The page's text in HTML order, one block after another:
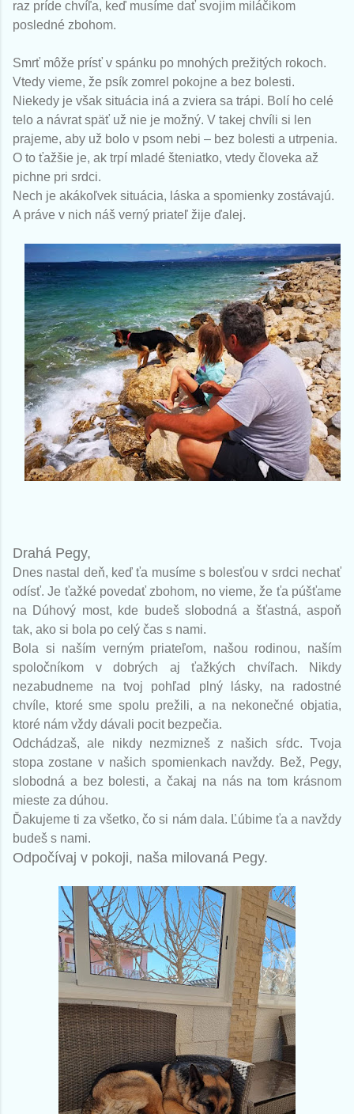
raz príde chvíľa, keď musíme dať svojim miláčikom
posledné zbohom.
Smrť môže prísť v spánku po mnohých prežitých rokoch.
Vtedy vieme, že psík zomrel pokojne a bez bolesti.
Niekedy je však situácia iná a zviera sa trápi. Bolí ho celé
telo a návrat späť už nie je možný. V takej chvíli si len
prajeme, aby už bolo v psom nebi – bez bolesti a utrpenia.
O to ťažšie je, ak trpí mladé šteniatko, vtedy človeka až
pichne pri srdci.
Nech je akákoľvek situácia, láska a spomienky zostávajú.
A práve v nich náš verný priateľ žije ďalej.
Drahá Pegy,
Dnes nastal deň, keď ťa musíme s bolesťou v srdci nechať
odísť. Je ťažké povedať zbohom, no vieme, že ťa púšťame
na Dúhový most, kde budeš slobodná a šťastná, aspoň
tak, ako si bola po celý čas s nami.
Bola si naším verným priateľom, našou rodinou, naším
spoločníkom v dobrých aj ťažkých chvíľach. Nikdy
nezabudneme na tvoj pohľad plný lásky, na radostné
chvíle, ktoré sme spolu prežili, a na nekonečné objatia,
ktoré nám vždy dávali pocit bezpečia.
Odchádzaš, ale nikdy nezmizneš z našich sŕdc. Tvoja
stopa zostane v našich spomienkach navždy. Bež, Pegy,
slobodná a bez bolesti, a čakaj na nás na tom krásnom
mieste za dúhou.
Ďakujeme ti za všetko, čo si nám dala. Ľúbime ťa a navždy
budeš s nami.
Odpočívaj v pokoji, naša milovaná Pegy.